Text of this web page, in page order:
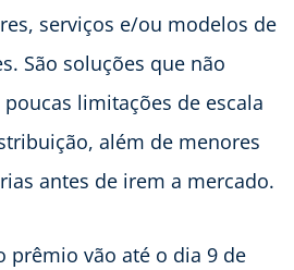
serviços e/ou modelos de
São soluções que não
limitações de escala
além de menores
antes de irem a mercado.
prêmio vão até o dia 9 de